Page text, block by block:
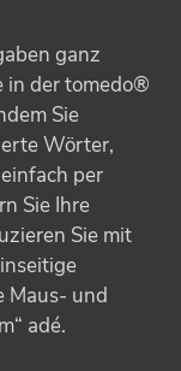
ganz
in der tomedo®
Sie
Wörter,
per
Sie Ihre
Sie mit
Maus- und
adé.